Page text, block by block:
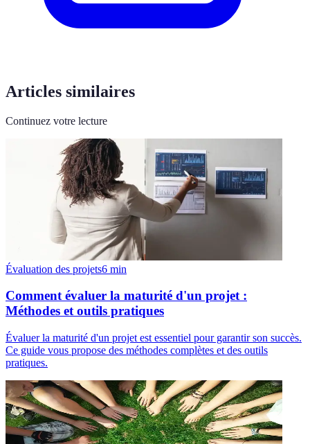
Articles similaires
Continuez votre lecture
Évaluation des projets6 min
Comment évaluer la maturité d'un projet :
Méthodes et outils pratiques
Évaluer la maturité d'un projet est essentiel pour garantir son succès.
Ce guide vous propose des méthodes complètes et des outils
pratiques.